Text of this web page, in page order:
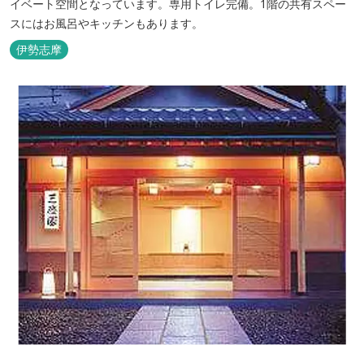
イベート空間となっています。専用トイレ完備。1階の共有スペー
スにはお風呂やキッチンもあります。
伊勢志摩